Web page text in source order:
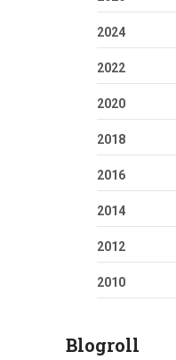
2024
2022
2020
2018
2016
2014
2012
2010
Blogroll